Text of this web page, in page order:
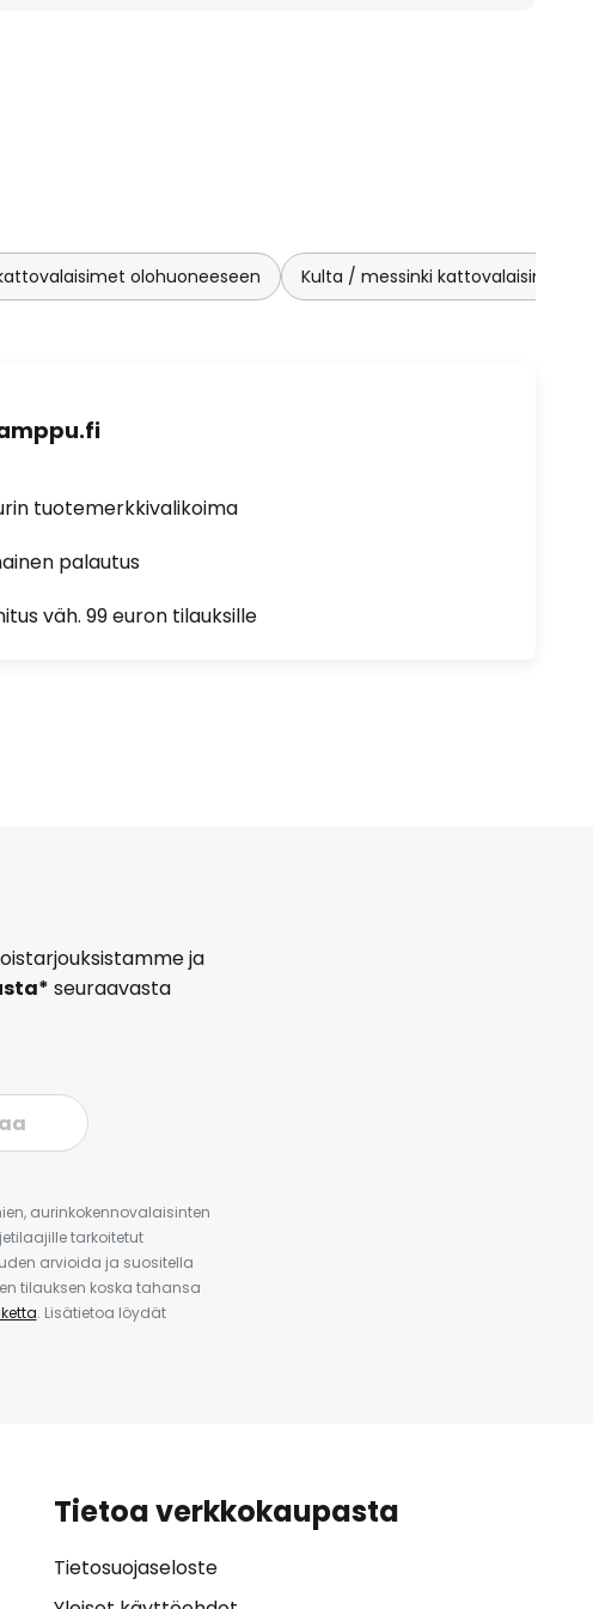
olohuoneeseen Kulta / messinki kattovalaisimet
tuotemerkkivalikoima
palautus
väh. 99 euron tilauksille
ja
seuraavasta
aurinkokennovalaisinten
tarkoitetut
arvioida ja suositella
tilauksen koska tahansa
. Lisätietoa löydät
Tietoa verkkokaupasta
Tietosuojaseloste